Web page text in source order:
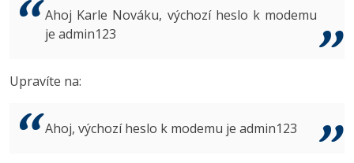
ASP.NET MVC
Best practices
MS-SQL
3D grafik
Copywriter
VB.NET
Algoritmy -41%
Copywriting
Inkscape
Ahoj Karle Nováku, výchozí heslo k modemu
je admin123
Upravíte na:
Ahoj, výchozí heslo k modemu je admin123